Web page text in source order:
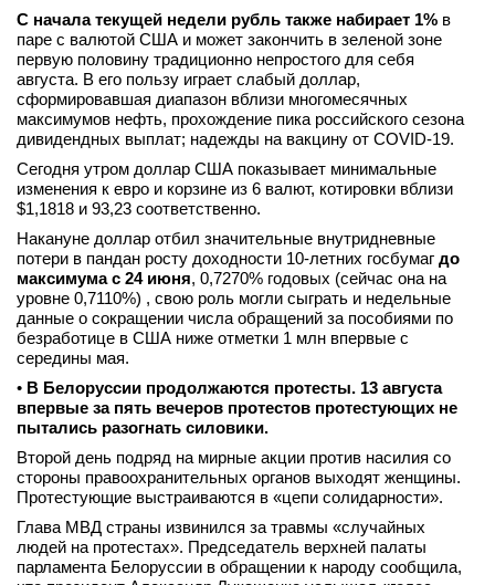
С начала текущей недели рубль также набирает 1% в
паре с валютой США и может закончить в зеленой зоне
первую половину традиционно непростого для себя
августа. В его пользу играет слабый доллар,
сформировавшая диапазон вблизи многомесячных
максимумов нефть, прохождение пика российского сезона
дивидендных выплат; надежды на вакцину от COVID-19.
Сегодня утром доллар США показывает минимальные
изменения к евро и корзине из 6 валют, котировки вблизи
$1,1818 и 93,23 соответственно.
Накануне доллар отбил значительные внутридневные
потери в пандан росту доходности 10-летних госбумаг до
максимума с 24 июня, 0,7270% годовых (сейчас она на
уровне 0,7110%) , свою роль могли сыграть и недельные
данные о сокращении числа обращений за пособиями по
безработице в США ниже отметки 1 млн впервые с
середины мая.
• В Белоруссии продолжаются протесты. 13 августа
впервые за пять вечеров протестов протестующих не
пытались разогнать силовики.
Второй день подряд на мирные акции против насилия со
стороны правоохранительных органов выходят женщины.
Протестующие выстраиваются в «цепи солидарности».
Глава МВД страны извинился за травмы «случайных
людей на протестах». Председатель верхней палаты
парламента Белоруссии в обращении к народу сообщила,